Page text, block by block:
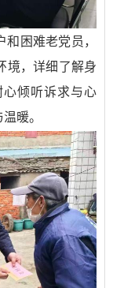
困难老党员，
境，详细了解身
倾听诉求与心
暖。